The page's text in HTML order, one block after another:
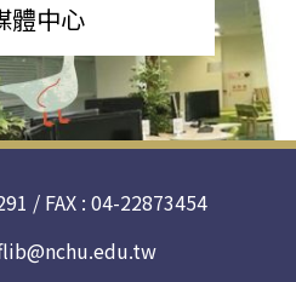
體中心
/ FAX : 04-22873454